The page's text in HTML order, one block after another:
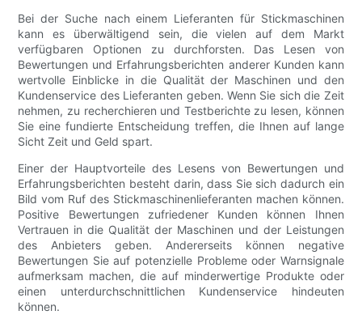
Bei der Suche nach einem Lieferanten für Stickmaschinen
kann es überwältigend sein, die vielen auf dem Markt
verfügbaren Optionen zu durchforsten. Das Lesen von
Bewertungen und Erfahrungsberichten anderer Kunden kann
wertvolle Einblicke in die Qualität der Maschinen und den
Kundenservice des Lieferanten geben. Wenn Sie sich die Zeit
nehmen, zu recherchieren und Testberichte zu lesen, können
Sie eine fundierte Entscheidung treffen, die Ihnen auf lange
Sicht Zeit und Geld spart.
Einer der Hauptvorteile des Lesens von Bewertungen und
Erfahrungsberichten besteht darin, dass Sie sich dadurch ein
Bild vom Ruf des Stickmaschinenlieferanten machen können.
Positive Bewertungen zufriedener Kunden können Ihnen
Vertrauen in die Qualität der Maschinen und der Leistungen
des Anbieters geben. Andererseits können negative
Bewertungen Sie auf potenzielle Probleme oder Warnsignale
aufmerksam machen, die auf minderwertige Produkte oder
einen unterdurchschnittlichen Kundenservice hindeuten
können.